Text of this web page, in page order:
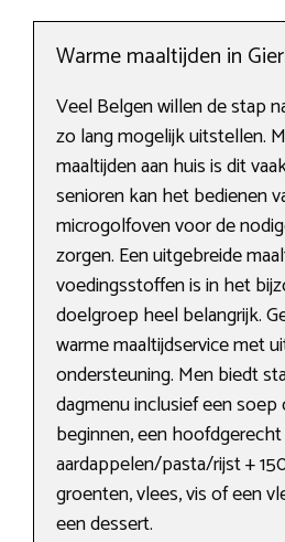
Warme maaltijden in
Veel Belgen willen de stap
zo lang mogelijk uitstellen.
maaltijden aan huis is dit
senioren kan het bedienen
microgolfoven voor de
zorgen. Een uitgebreide
voedingsstoffen is in het
doelgroep heel belangrijk.
warme maaltijdservice met
ondersteuning. Men biedt
dagmenu inclusief een
beginnen, een
aardappelen/pasta/rijst +
groenten, vlees, vis of een
een dessert.